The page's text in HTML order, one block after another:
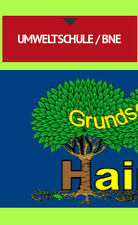
UMWELTSCHULE / BNE